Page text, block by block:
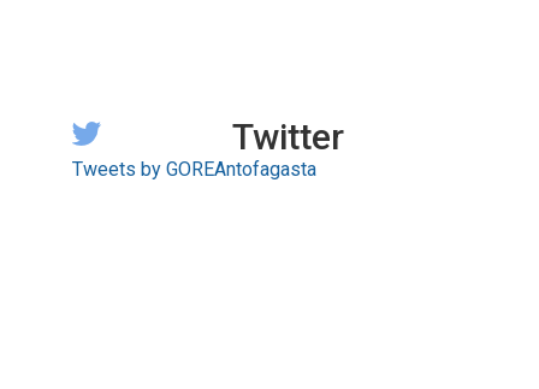
Twitter
Tweets by GOREAntofagasta